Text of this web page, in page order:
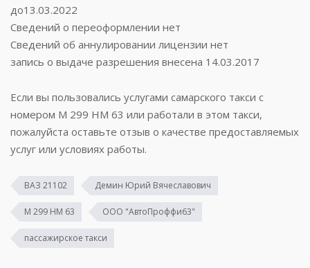
до13.03.2022
Сведений о переоформлении нет
Сведений об аннулировании лицензии нет
запись о выдаче разрешения внесена 14.03.2017
Если вы пользовались услугами самарского такси с
номером М 299 НМ 63 или работали в этом такси,
пожалуйста оставьте отзыв о качестве предоставляемых
услуг или условиях работы.
ВАЗ 21102 Демин Юрий Вячеславович
М 299 НМ 63 ООО "АвтоПроффи63"
пассажирское такси